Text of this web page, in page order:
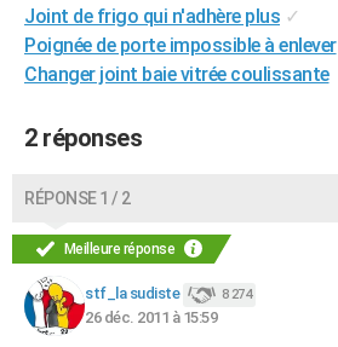
BONS PLANS
CARTE DE VOEUX
S'inscrire
Se connecter
Lycées
Collèges
Primaires
Universités
Entreprises
Service militaire
Avis de recherche
AVIS DE DÉCÈS
FORUM
Joint de frigo qui n'adhère plus ✓
Poignée de porte impossible à enlever
Changer joint baie vitrée coulissante
2 réponses
RÉPONSE 1 / 2
Meilleure réponse
stf_la sudiste 8 274
26 déc. 2011 à 15:59